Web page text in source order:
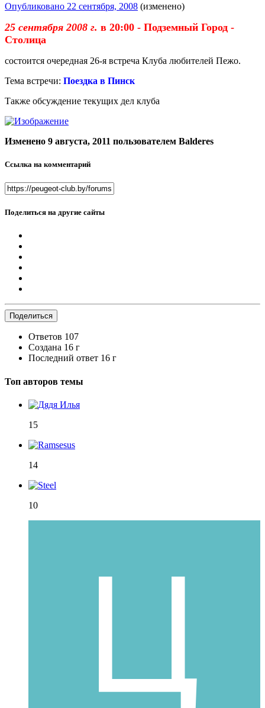
Опубликовано 22 сентября, 2008 (изменено)
25 сентября 2008 г. в 20:00 - Подземный Город -
Столица
состоится очередная 26-я встреча Клуба любителей Пежо.
Тема встречи: Поездка в Пинск
Также обсуждение текущих дел клуба
Изменено 9 августа, 2011 пользователем Balderes
Ссылка на комментарий
Поделиться на другие сайты
Поделиться
Ответов 107
Создана 16 г
Последний ответ 16 г
Топ авторов темы
15
14
10